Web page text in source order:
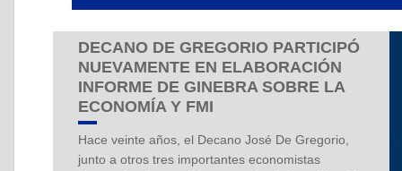
DECANO DE GREGORIO PARTICIPÓ
NUEVAMENTE EN ELABORACIÓN
INFORME DE GINEBRA SOBRE LA
ECONOMÍA Y FMI
Hace veinte años, el Decano José De Gregorio,
junto a otros tres importantes economistas